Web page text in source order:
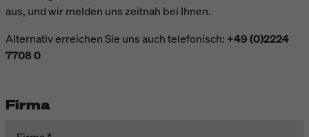
aus, und wir melden uns zeitnah bei Ihnen.
Alternativ erreichen Sie uns auch telefonisch:+49 (0)2224
7708 0
Firma